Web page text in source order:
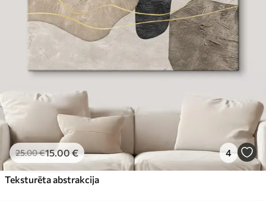
25.00€15.00€ 4
Teksturēta abstrakcija